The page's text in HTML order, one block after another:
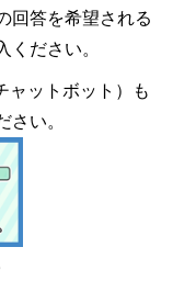
回答を希望される
ください。
ャットボット）も
さい。